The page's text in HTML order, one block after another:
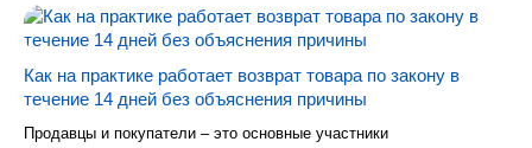
Как на практике работает возврат товара по закону в
течение 14 дней без объяснения причины
Продавцы и покупатели – это основные участники